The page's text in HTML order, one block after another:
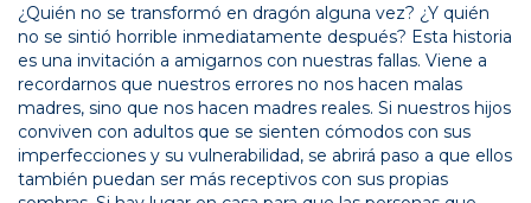
¿Quién no se transformó en dragón alguna vez? ¿Y quién
no se sintió horrible inmediatamente después? Esta historia
es una invitación a amigarnos con nuestras fallas. Viene a
recordarnos que nuestros errores no nos hacen malas
madres, sino que nos hacen madres reales. Si nuestros hijos
conviven con adultos que se sienten cómodos con sus
imperfecciones y su vulnerabilidad, se abrirá paso a que ellos
también puedan ser más receptivos con sus propias